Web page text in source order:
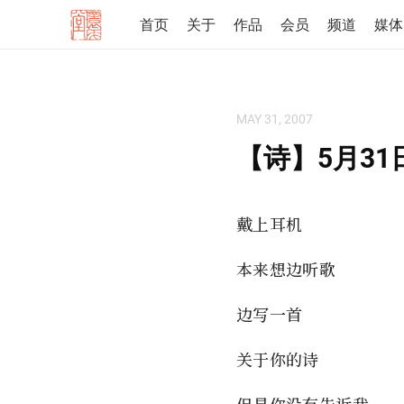
首页 关于 作品 会员 频道 媒体
MAY 31, 2007
【诗】5月31
戴上耳机
本来想边听歌
边写一首
关于你的诗